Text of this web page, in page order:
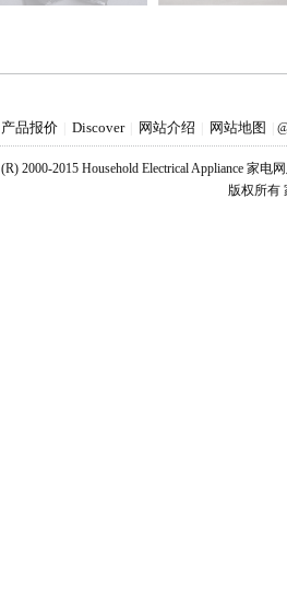
产品报价 Discover 网站介绍 网站地图
(R) 2000-2015 Household Electrical Appliance 家电
版权所有